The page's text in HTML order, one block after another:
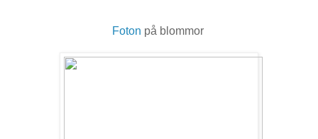
Foton på blommor